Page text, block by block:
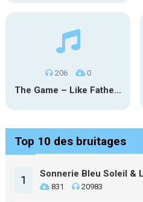
206 0
The Game – Like Father Like Daughter
Top 10 des bruitages
1 Sonnerie Bleu Soleil &
831 20983